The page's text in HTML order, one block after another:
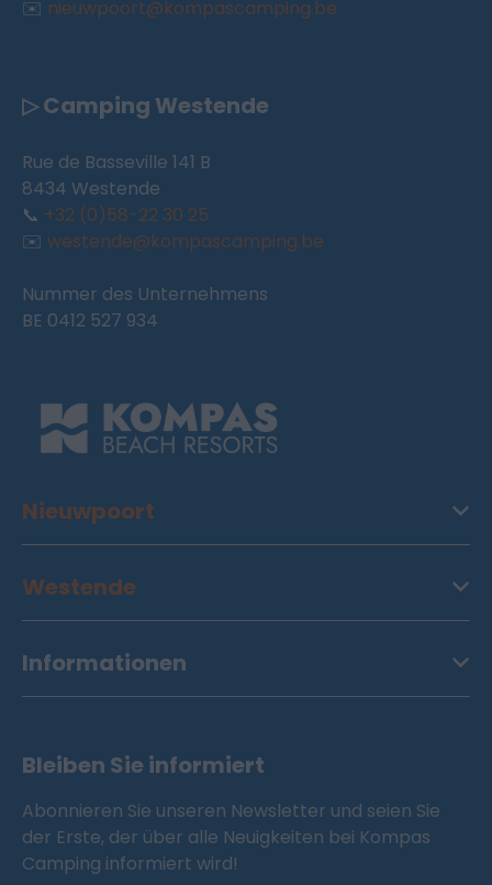
✉️ nieuwpoort@kompascamping.be
▷ Camping Westende
Rue de Basseville 141 B
8434 Westende
📞 +32 (0)58-22 30 25
✉️ westende@kompascamping.be
Nummer des Unternehmens
BE 0412 527 934
Nieuwpoort
Westende
Informationen
Bleiben Sie informiert
Abonnieren Sie unseren Newsletter und seien Sie
der Erste, der über alle Neuigkeiten bei Kompas
Camping informiert wird!